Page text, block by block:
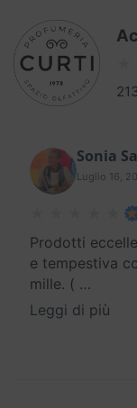
Sonia
Luglio 16,
Prodotti
e tempestiva
mille. ( …
Leggi di più